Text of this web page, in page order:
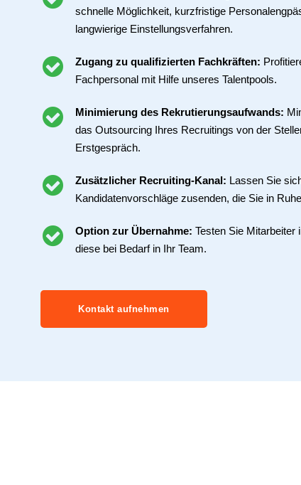
schnelle Möglichkeit, kurzfristige
langwierige Einstellungsverfahren.
Zugang zu qualifizierten Fachkräften:
Fachpersonal mit Hilfe unseres Talentpools.
Minimierung des Rekrutierungsaufwands:
das Outsourcing Ihres Recruitings von der
Erstgespräch.
Zusätzlicher Recruiting-Kanal: Lassen Sie
Kandidatenvorschläge zusenden, die Sie in
Option zur Übernahme: Testen Sie Mitarbeiter
diese bei Bedarf in Ihr Team.
Kontakt aufnehmen